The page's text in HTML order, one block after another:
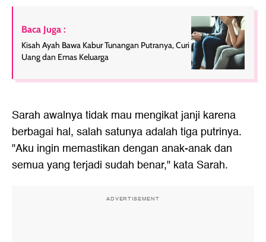
Baca Juga :
Kisah Ayah Bawa Kabur Tunangan Putranya, Curi
Uang dan Emas Keluarga
Sarah awalnya tidak mau mengikat janji karena
berbagai hal, salah satunya adalah tiga putrinya.
"Aku ingin memastikan dengan anak-anak dan
semua yang terjadi sudah benar," kata Sarah.
ADVERTISEMENT